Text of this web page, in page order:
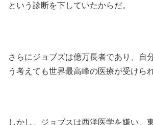
という診断を下していたからだ。
さらにジョブズは億万長者であり、自
う考えても世界最高峰の医療が受けら
しかし、ジョブスは西洋医学を嫌い、